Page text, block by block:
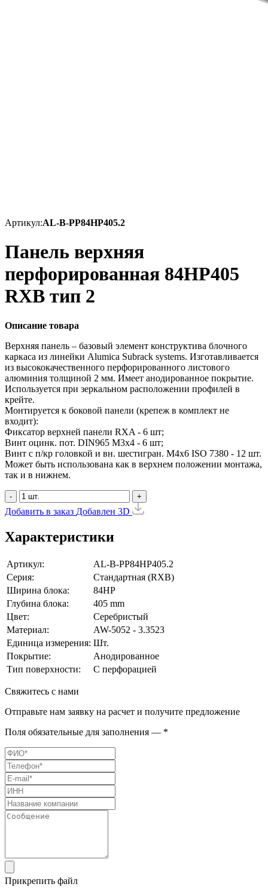
Артикул:AL-B-PP84HP405.2
Панель верхняя
перфорированная 84HP405
RXB тип 2
Описание товара
Верхняя панель – базовый элемент конструктива блочного
каркаса из линейки Alumica Subrack systems. Изготавливается
из высококачественного перфорированного листового
алюминия толщиной 2 мм. Имеет анодированное покрытие.
Используется при зеркальном расположении профилей в
крейте.
Монтируется к боковой панели (крепеж в комплект не
входит):
Фиксатор верхней панели RXA - 6 шт;
Винт оцинк. пот. DIN965 М3х4 - 6 шт;
Винт с п/кр головкой и вн. шестигран. М4x6 ISO 7380 - 12 шт.
Может быть использована как в верхнем положении монтажа,
так и в нижнем.
- +
Добавить в заказ Добавлен 3D
Характеристики
Артикул:
AL-B-PP84HP405.2
Серия:
Стандартная (RXB)
Ширина блока:
84HP
Глубина блока:
405 mm
Цвет:
Серебристый
Материал:
AW-5052 - 3.3523
Единица измерения: Шт.
Покрытие:
Анодированное
Тип поверхности:
С перфорацией
Свяжитесь с нами
Отправьте нам заявку на расчет и получите предложение
Поля обязательные для заполнения — *
Прикрепить файл